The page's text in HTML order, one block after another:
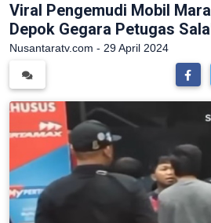
Viral Pengemudi Mobil
Depok Gegara Petugas
Nusantaratv.com - 29 April 2024